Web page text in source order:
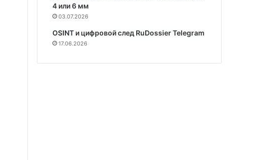
4 или 6 мм
03.07.2026
OSINT и цифровой след RuDossier Telegram
17.06.2026